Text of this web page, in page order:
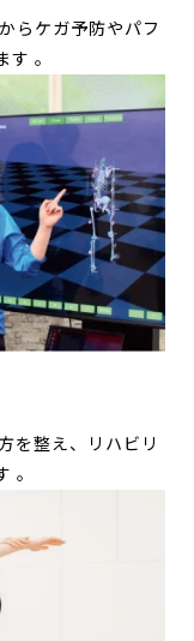
らケガ予防やパフ
す 。
を整え、リハビリ
。